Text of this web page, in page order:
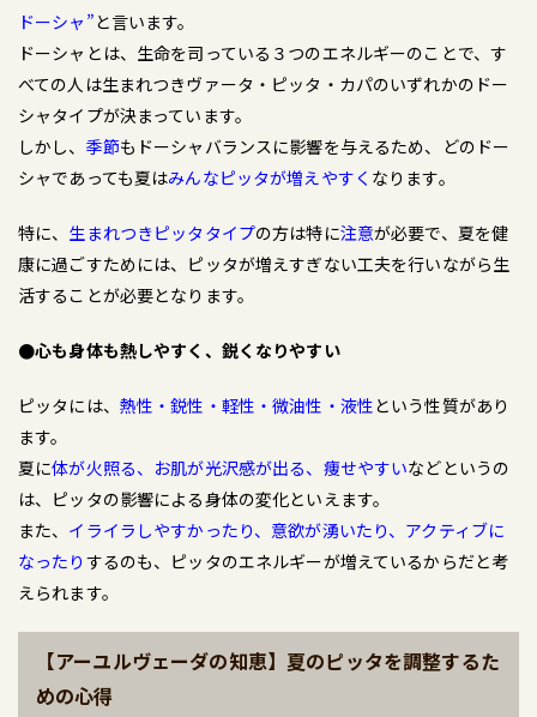
ドーシャ”と言います。
ドーシャとは、生命を司っている３つのエネルギーのことで、す
べての人は生まれつきヴァータ・ピッタ・カパのいずれかのドー
シャタイプが決まっています。
しかし、 季節もドーシャバランスに影響を与えるため、どのドー
シャであっても夏はみんなピッタが増えやすく なります。
特に、 生まれつきピッタタイプの方は特に注意が必要で、夏を健
康に過ごすためには、ピッタが増えすぎない工夫を行いながら生
活することが必要となります。
●心も身体も熱しやすく、鋭くなりやすい
ピッタには、 熱性・鋭性・軽性・微油性・液性という性質があり
ます。
夏に体が火照る、お肌が光沢感が出る、痩せやすいなどというの
は、ピッタの影響による身体の変化といえます。
また、 イライラしやすかったり、意欲が湧いたり、アクティブに
なったり するのも、ピッタのエネルギーが増えているからだと考
えられます。
【アーユルヴェーダの知恵】夏のピッタを調整するた
めの心得